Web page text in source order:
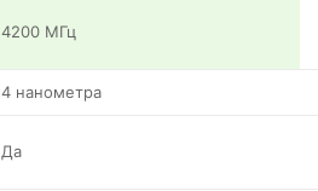
4200 МГц
4 нанометра
Да